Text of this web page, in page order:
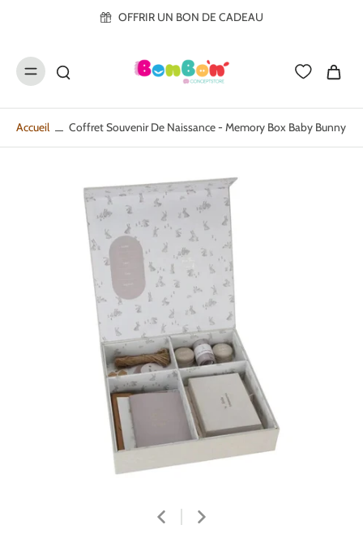
OFFRIR UN BON DE CADEAU
Accueil Coffret Souvenir De Naissance - Memory Box Baby Bunny